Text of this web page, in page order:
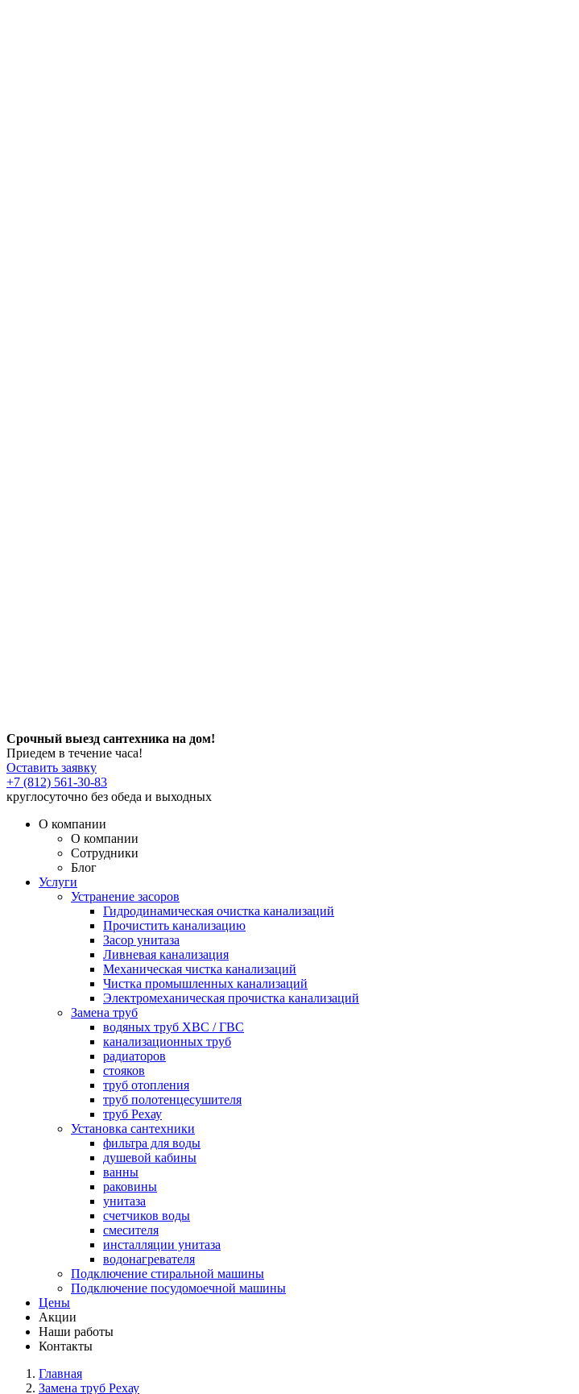
Срочный выезд сантехника на дом!
Приедем в течение часа!
Оставить заявку
+7 (812) 561-30-83
круглосуточно без обеда и выходных
О компании
О компании
Сотрудники
Блог
Услуги
Устранение засоров
Гидродинамическая очистка канализаций
Прочистить канализацию
Засор унитаза
Ливневая канализация
Механическая чистка канализаций
Чистка промышленных канализаций
Электромеханическая прочистка канализаций
Замена труб
водяных труб ХВС / ГВС
канализационных труб
радиаторов
стояков
труб отопления
труб полотенцесушителя
труб Рехау
Установка сантехники
фильтра для воды
душевой кабины
ванны
раковины
унитаза
счетчиков воды
смесителя
инсталляции унитаза
водонагревателя
Подключение стиральной машины
Подключение посудомоечной машины
Цены
Акции
Наши работы
Контакты
Главная
Замена труб Рехау